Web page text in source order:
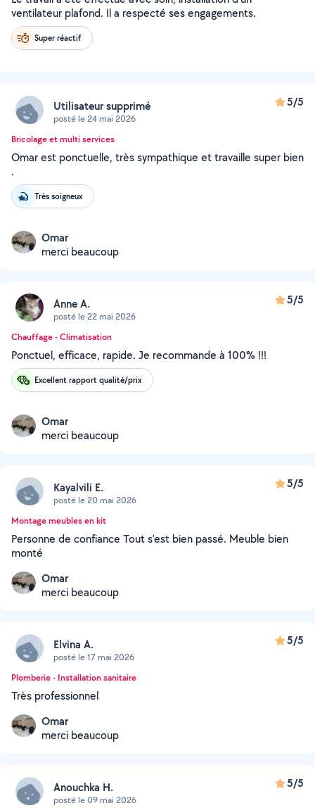
ventilateur plafond. Il a respecté ses engagements.
Super réactif
Utilisateur supprimé
posté le 24 mai 2026
5/5
Bricolage et multi services
Omar est ponctuelle, très sympathique et travaille super bien
.
Très soigneux
Omar
merci beaucoup
Anne A.
posté le 22 mai 2026
5/5
Chauffage - Climatisation
Ponctuel, efficace, rapide. Je recommande à 100% !!!
Excellent rapport qualité/prix
Omar
merci beaucoup
Kayalvili E.
posté le 20 mai 2026
5/5
Montage meubles en kit
Personne de confiance Tout s’est bien passé. Meuble bien
monté
Omar
merci beaucoup
Elvina A.
posté le 17 mai 2026
5/5
Plomberie - Installation sanitaire
Très professionnel
Omar
merci beaucoup
Anouchka H.
posté le 09 mai 2026
5/5